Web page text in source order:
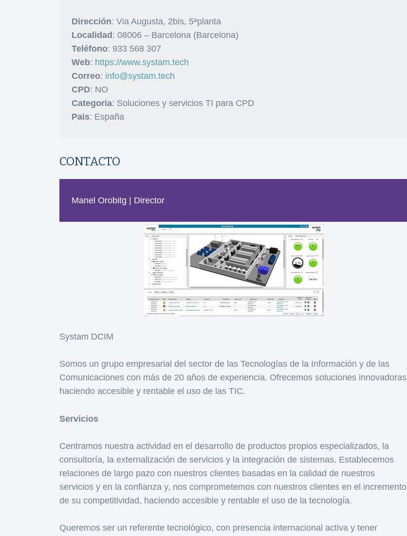
Dirección: Via Augusta, 2bis, 5ªplanta
Localidad: 08006 – Barcelona (Barcelona)
Teléfono: 933 568 307
Web: https://www.systam.tech
Correo: info@systam.tech
CPD: NO
Categoria: Soluciones y servicios TI para CPD
Pais: España
CONTACTO
Manel Orobitg | Director
Systam DCIM
Somos un grupo empresarial del sector de las Tecnologías de la Información y de las
Comunicaciones con más de 20 años de experiencia. Ofrecemos soluciones innovadoras
haciendo accesible y rentable el uso de las TIC.
Servicios
Centramos nuestra actividad en el desarrollo de productos propios especializados, la
consultoría, la externalización de servicios y la integración de sistemas. Establecemos
relaciones de largo pazo con nuestros clientes basadas en la calidad de nuestros
servicios y en la confianza y, nos comprometemos con nuestros clientes en el incremento
de su competitividad, haciendo accesible y rentable el uso de la tecnología.
Queremos ser un referente tecnológico, con presencia internacional activa y tener